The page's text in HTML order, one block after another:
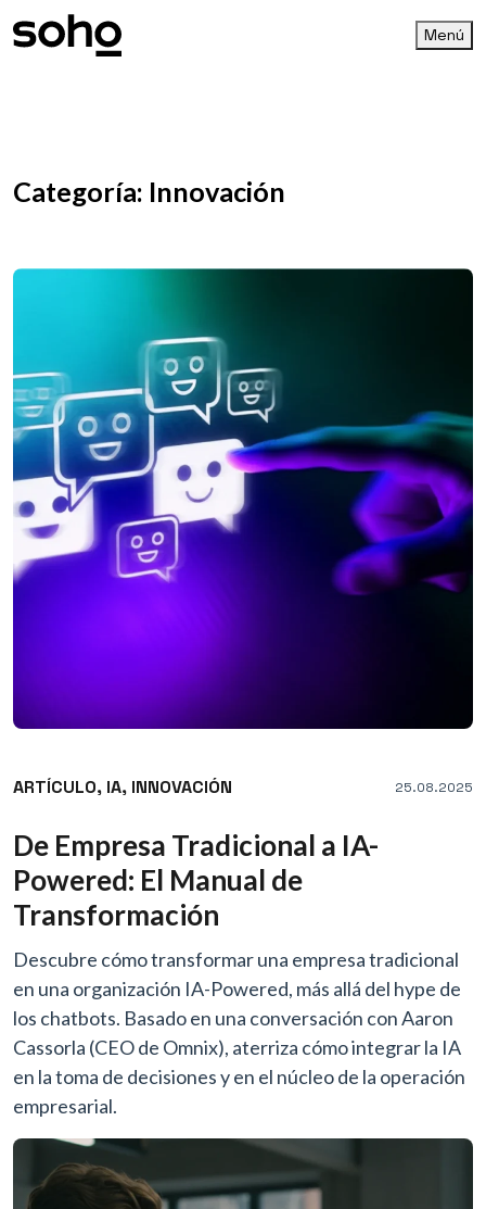
Menú
Categoría: Innovación
ARTÍCULO, IA, INNOVACIÓN 25.08.2025
De Empresa Tradicional a IA-
Powered: El Manual de
Transformación
Descubre cómo transformar una empresa tradicional
en una organización IA-Powered, más allá del hype de
los chatbots. Basado en una conversación con Aaron
Cassorla (CEO de Omnix), aterriza cómo integrar la IA
en la toma de decisiones y en el núcleo de la operación
empresarial.